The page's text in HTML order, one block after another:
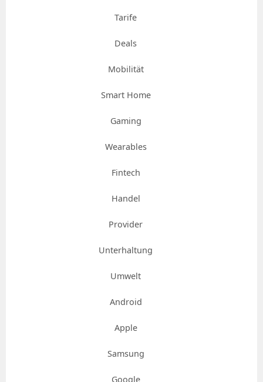
Tarife
Deals
Mobilität
Smart Home
Gaming
Wearables
Fintech
Handel
Provider
Unterhaltung
Umwelt
Android
Apple
Samsung
Google